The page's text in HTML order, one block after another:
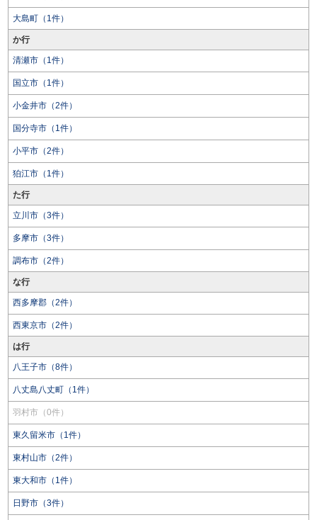
大島町（1件）
か行
清瀬市（1件）
国立市（1件）
小金井市（2件）
国分寺市（1件）
小平市（2件）
狛江市（1件）
た行
立川市（3件）
多摩市（3件）
調布市（2件）
な行
西多摩郡（2件）
西東京市（2件）
は行
八王子市（8件）
八丈島八丈町（1件）
羽村市（0件）
東久留米市（1件）
東村山市（2件）
東大和市（1件）
日野市（3件）